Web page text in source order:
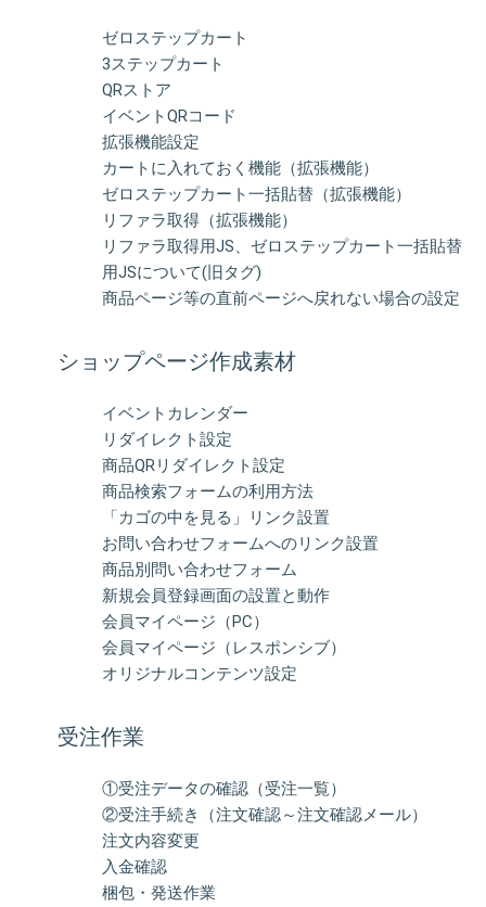
ゼロステップカート
3ステップカート
QRストア
イベントQRコード
拡張機能設定
カートに入れておく機能（拡張機能）
ゼロステップカート一括貼替（拡張機能）
リファラ取得（拡張機能）
リファラ取得用JS、ゼロステップカート一括貼替
用JSについて(旧タグ)
商品ページ等の直前ページへ戻れない場合の設定
ショップページ作成素材
イベントカレンダー
リダイレクト設定
商品QRリダイレクト設定
商品検索フォームの利用方法
「カゴの中を見る」リンク設置
お問い合わせフォームへのリンク設置
商品別問い合わせフォーム
新規会員登録画面の設置と動作
会員マイページ（PC）
会員マイページ（レスポンシブ）
オリジナルコンテンツ設定
受注作業
①受注データの確認（受注一覧）
②受注手続き（注文確認～注文確認メール）
注文内容変更
入金確認
梱包・発送作業